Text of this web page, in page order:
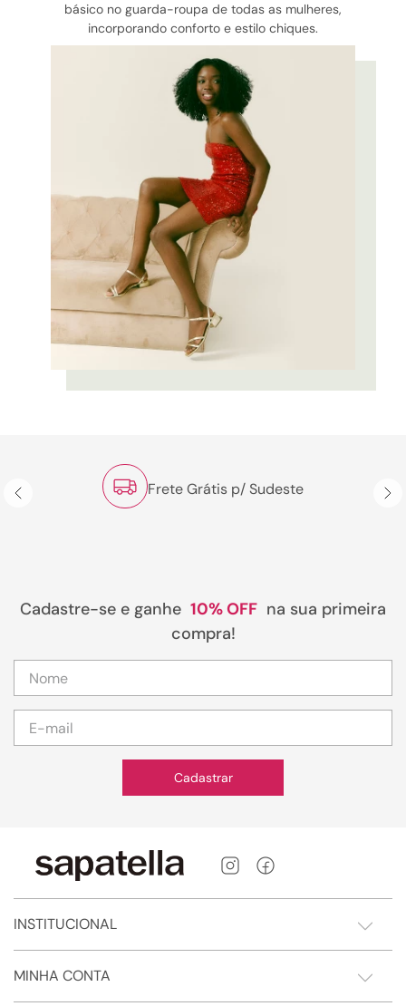
básico no guarda-roupa de todas as mulheres,
incorporando conforto e estilo chiques.
Frete Grátis p/ Sudeste
Cadastre-se e ganhe 10% OFF na sua primeira
compra!
Cadastrar
INSTITUCIONAL
MINHA CONTA